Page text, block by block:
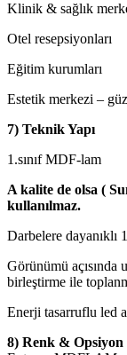
Klinik & sağlık
Otel resepsiyonları
Eğitim kurumları
Estetik merkezi –
7) Teknik Yapı
1.sınıf MDF-lam
A kalite de olsa (
kullanılmaz.
Darbelere dayanıklı
Görünümü açısında
birleştirme ile
Enerji tasarruflu led
8) Renk & Opsiyon